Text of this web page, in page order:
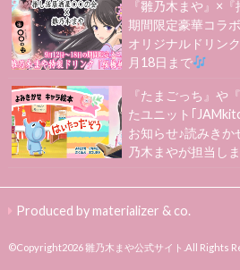
『雛乃木まや』×
期間限定豪華コラ
オリジナルドリン
月18日まで
『たまごっち』や
たユニット｢
お知らせ♪読みき
乃木まやが担当し
Produced by materializer & co.
©Copyright2026雛乃木まや公式サイト .All Rights